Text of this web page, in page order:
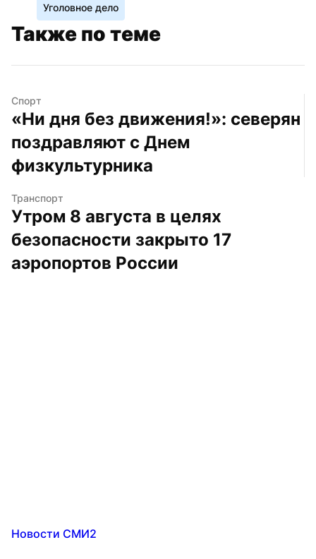
Уголовное дело
Также по теме
Спорт
«Ни дня без движения!»: северян
поздравляют с Днем
физкультурника
Транспорт
Утром 8 августа в целях
безопасности закрыто 17
аэропортов России
Новости СМИ2